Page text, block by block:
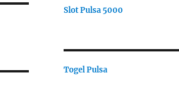
Slot Pulsa 5000
Togel Pulsa